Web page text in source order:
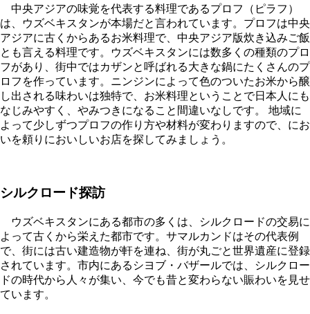
中央アジアの味覚を代表する料理であるプロフ（ピラフ）
は、ウズベキスタンが本場だと言われています。プロフは中央
アジアに古くからあるお米料理で、中央アジア版炊き込みご飯
とも言える料理です。ウズベキスタンには数多くの種類のプロ
フがあり、街中ではカザンと呼ばれる大きな鍋にたくさんのプ
ロフを作っています。ニンジンによって色のついたお米から醸
し出される味わいは独特で、お米料理ということで日本人にも
なじみやすく、やみつきになること間違いなしです。 地域に
よって少しずつプロフの作り方や材料が変わりますので、にお
いを頼りにおいしいお店を探してみましょう。
シルクロード探訪
ウズベキスタンにある都市の多くは、シルクロードの交易に
よって古くから栄えた都市です。サマルカンドはその代表例
で、街には古い建造物が軒を連ね、街が丸ごと世界遺産に登録
されています。市内にあるシヨブ・バザールでは、シルクロー
ドの時代から人々が集い、今でも昔と変わらない賑わいを見せ
ています。